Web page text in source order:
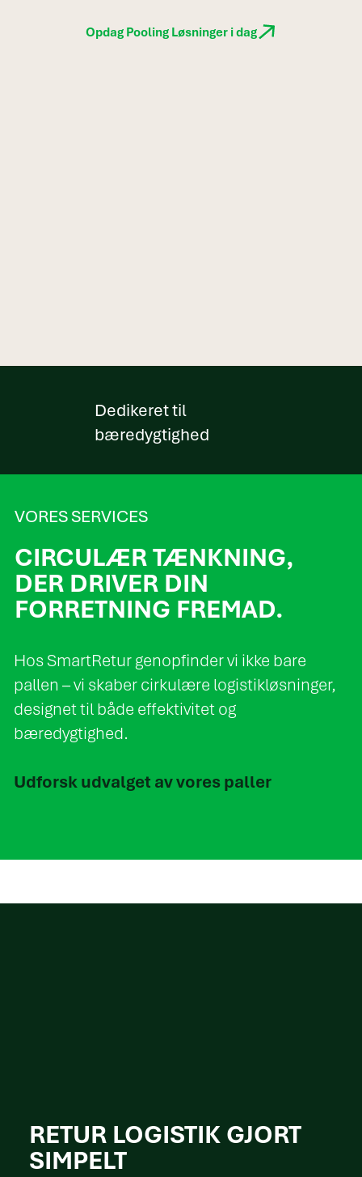
Opdag Pooling Løsninger i dag
VORES SERVICES
CIRCULÆR TÆNKNING,
DER DRIVER DIN
FORRETNING FREMAD.
Hos SmartRetur genopfinder vi ikke bare
pallen – vi skaber cirkulære logistikløsninger,
designet til både effektivitet og
bæredygtighed.
Udforsk udvalget av vores paller
Dedikeret til
bæredygtighed
RETUR LOGISTIK GJORT
SIMPELT